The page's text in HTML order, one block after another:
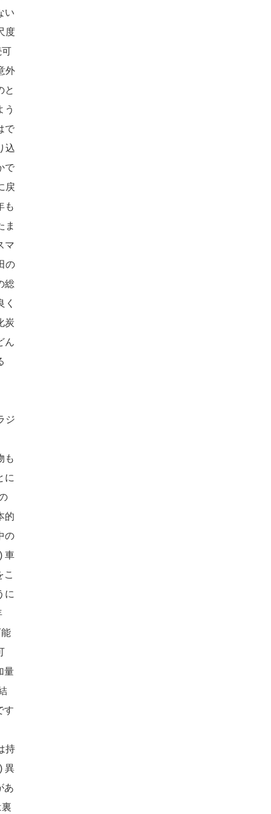
い
度
可
外
と
う
で
込
で
戻
も
ま
マ
の
総
く
炭
ん
ジ
も
に
的
の
車
こ
に
量
す
持
異
あ